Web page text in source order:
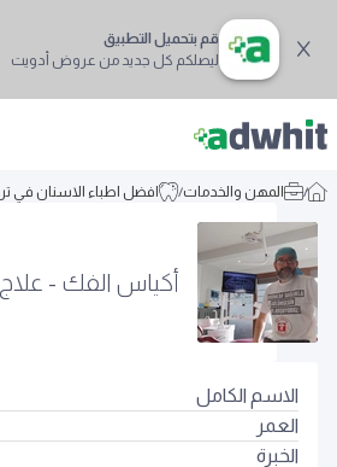
قم بتحميل التطبيق
ليصلكم كل جديد من عروض أدويت
/ المهن والخدمات/ افضل اطباء الاسنان في
أكياس الفك -
الاسم الكامل
العمر
الخبرة